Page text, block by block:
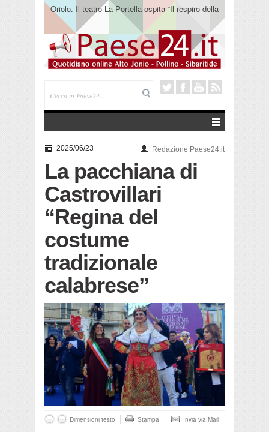
Oriolo. Il teatro La Portella ospita “Il respiro della
terra” del collettivo 365
2025/06/23 Redazione Paese24.it
La pacchiana di
Castrovillari
“Regina del
costume
tradizionale
calabrese”
Dimensioni testo Stampa Invia via Mail